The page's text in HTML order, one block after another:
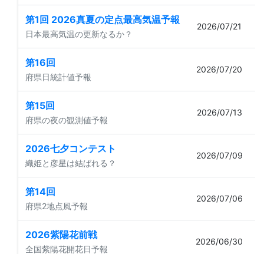
第1回 2026真夏の定点最高気温予報
日本最高気温の更新なるか？
2026/07/21
第16回
府県日統計値予報
2026/07/20
第15回
府県の夜の観測値予報
2026/07/13
2026七夕コンテスト
織姫と彦星は結ばれる？
2026/07/09
第14回
府県2地点風予報
2026/07/06
2026紫陽花前戦
全国紫陽花開花日予報
2026/06/30